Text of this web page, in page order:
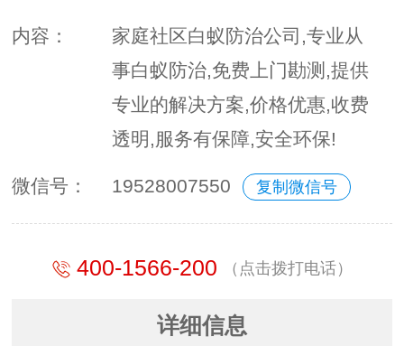
内容：
家庭社区白蚁防治公司,专业从
事白蚁防治,免费上门勘测,提供
专业的解决方案,价格优惠,收费
透明,服务有保障,安全环保!
微信号： 19528007550 复制微信号
400-1566-200 （点击拨打电话）
详细信息